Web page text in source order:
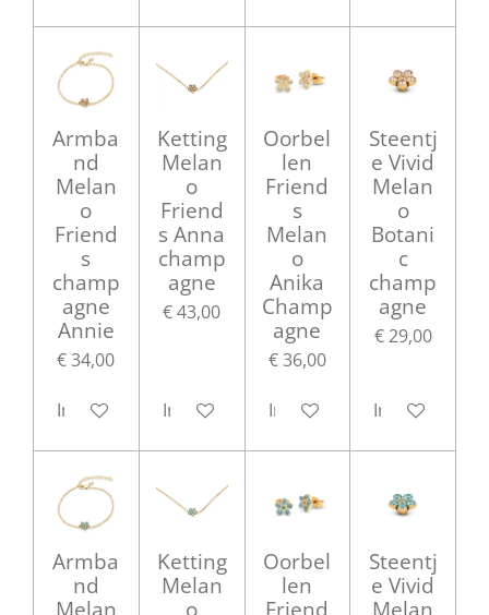
Armba
nd
Melan
o
Friend
s
champ
agne
Annie
€ 34,00
In winkelwagen
Ketting
Melan
o
Friend
s Anna
champ
agne
€ 43,00
In winkelwagen
Oorbel
len
Friend
s
Melan
o
Anika
Champ
agne
€ 36,00
In winkelwagen
Steentj
e Vivid
Melan
o
Botani
c
champ
agne
€ 29,00
In
Armba
nd
Ketting
Melan
Oorbel
len
Steentj
e Vivid